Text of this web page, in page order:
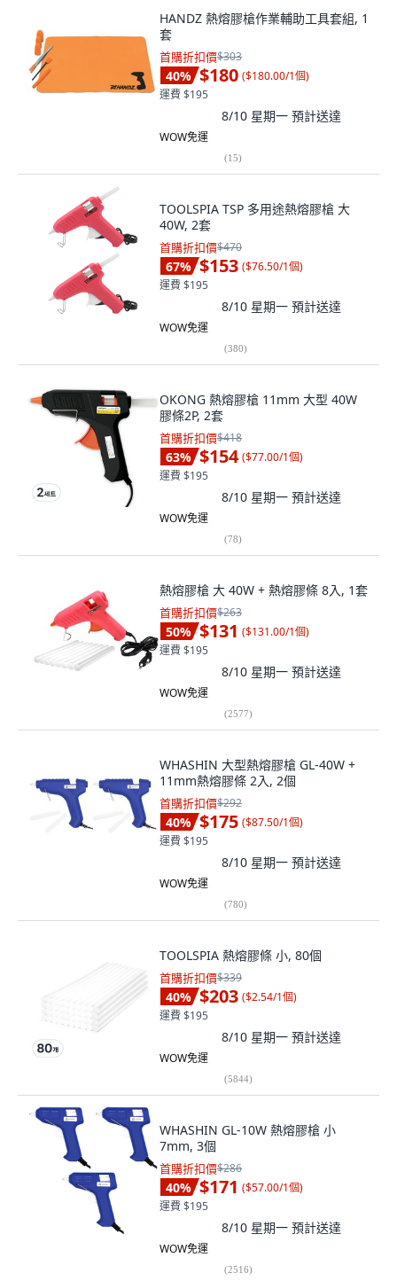
HANDZ 熱熔膠槍作業輔助工具套組, 1
套
首購折扣價$303
40% $180 ($180.00/1個)
運費 $195
8/10 星期一 預計送達
WOW免運
(15)
TOOLSPIA TSP 多用途熱熔膠槍 大
40W, 2套
首購折扣價$470
67% $153 ($76.50/1個)
運費 $195
8/10 星期一 預計送達
WOW免運
(380)
OKONG 熱熔膠槍 11mm 大型 40W
膠條2P, 2套
首購折扣價$418
63% $154 ($77.00/1個)
運費 $195
8/10 星期一 預計送達
WOW免運
(78)
熱熔膠槍 大 40W + 熱熔膠條 8入, 1套
首購折扣價$263
50% $131 ($131.00/1個)
運費 $195
8/10 星期一 預計送達
WOW免運
(2577)
WHASHIN 大型熱熔膠槍 GL-40W +
11mm熱熔膠條 2入, 2個
首購折扣價$292
40% $175 ($87.50/1個)
運費 $195
8/10 星期一 預計送達
WOW免運
(780)
TOOLSPIA 熱熔膠條 小, 80個
首購折扣價$339
40% $203 ($2.54/1個)
運費 $195
8/10 星期一 預計送達
WOW免運
(5844)
WHASHIN GL-10W 熱熔膠槍 小
7mm, 3個
首購折扣價$286
40% $171 ($57.00/1個)
運費 $195
8/10 星期一 預計送達
WOW免運
(2516)